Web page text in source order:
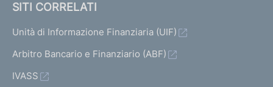
SITI CORRELATI
Unità di Informazione Finanziaria (UIF)
Arbitro Bancario e Finanziario (ABF)
IVASS